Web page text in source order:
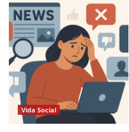
Vida Social